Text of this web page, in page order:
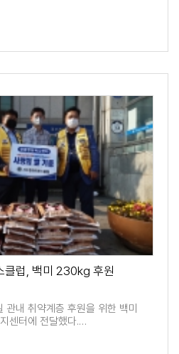
클럽, 백미 230kg 후원
내 취약계층 후원을 위한 백미
센터에 전달했다.…